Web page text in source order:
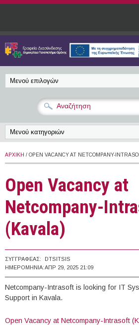
Παράκαμψη προς το κυρίως περιεχόμενο
ΑΡΧΙΚΉ / ΟPEN VACANCY AT NETCOMPANY-
Οpen Vacancy at
Netcompany-
(Kavala)
ΣΥΓΓΡΑΦΈΑΣ:
DTSITSIS
ΗΜΕΡΟΜΗΝΊΑ:ΑΠΡ 29, 2025 21:09
Netcompany-Intrasoft is looking for IT
Support in Kavala.
Οpen Vacancy at Netcompany-Intrasoft